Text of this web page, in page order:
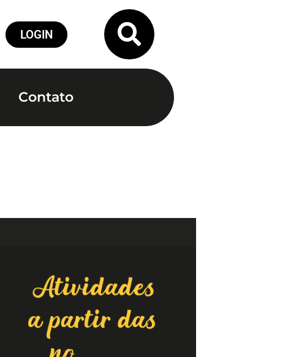
LOGIN
Contato